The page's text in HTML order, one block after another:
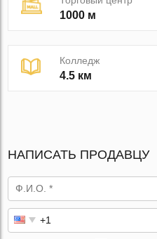
1000 м
Колледж
4.5 км
НАПИСАТЬ ПРОДАВЦУ